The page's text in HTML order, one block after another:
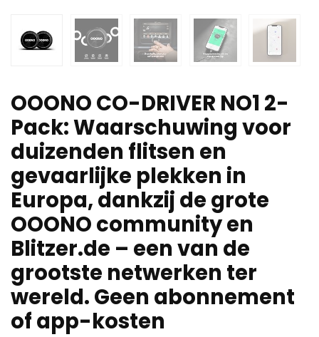
OOONO CO-DRIVER NO1 2-
Pack: Waarschuwing voor
duizenden flitsen en
gevaarlijke plekken in
Europa, dankzij de grote
OOONO community en
Blitzer.de – een van de
grootste netwerken ter
wereld. Geen abonnement
of app-kosten